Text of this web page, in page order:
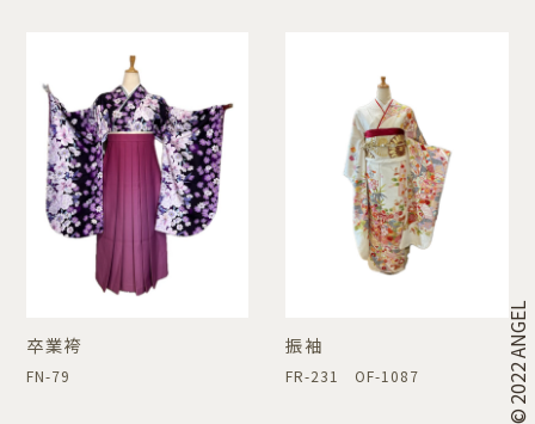
卒業袴
FN-79
振袖
FR-231 OF-1087 © 2022 ANGEL